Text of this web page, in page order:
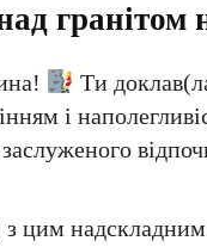
гранітом
Ти
і
цим